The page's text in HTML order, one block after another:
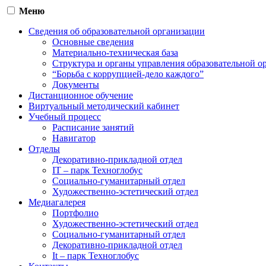
Меню
Сведения об образовательной организации
Основные сведения
Материально-техническая база
Структура и органы управления образовательной
“Борьба с коррупцией-дело каждого”
Документы
Дистанционное обучение
Виртуальный методический кабинет
Учебный процесс
Расписание занятий
Навигатор
Отделы
Декоративно-прикладной отдел
IT – парк Техноглобус
Социально-гуманитарный отдел
Художественно-эстетический отдел
Медиагалерея
Портфолио
Художественно-эстетический отдел
Социально-гуманитарный отдел
Декоративно-прикладной отдел
It – парк Техноглобус